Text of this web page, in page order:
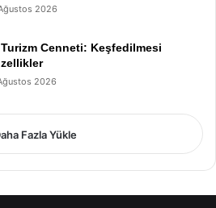
2026
Cenneti: Keşfedilmesi
2026
Fazla Yükle